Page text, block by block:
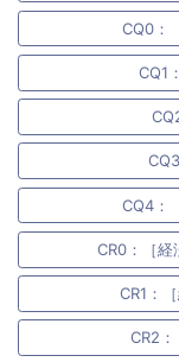
CQ0：
CQ1
CQ4：
CR0：［
CR1：
CR2